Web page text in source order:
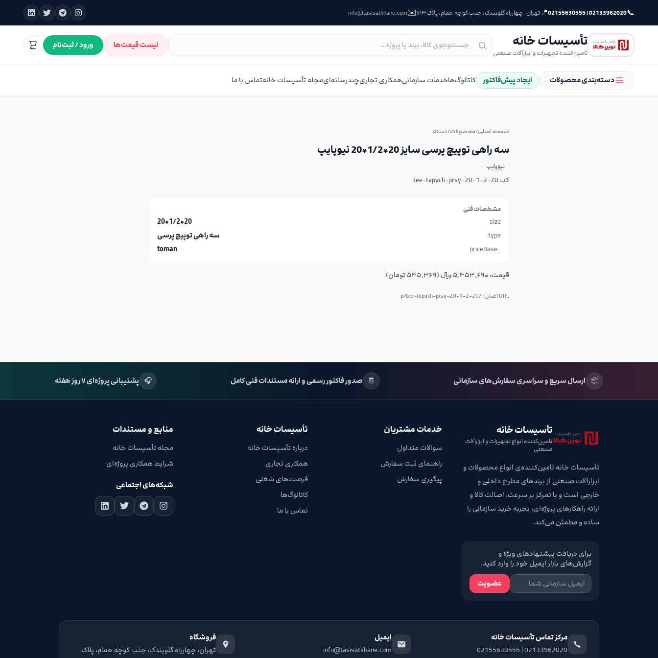
📞
02133962020 | 02155630555
📍تهران، چهارراه گلوبندک، جنب کوچه حمام، پلاک ۶۱۳ ✉️
info@tasisatkhane.com
تأسیسات خانه
تامین‌کننده تجهیزات و ابزارآلات صنعتی
لیست قیمت‌ها ورود / ثبت‌نام
دسته‌بندی محصولات ایجاد پیش‌فاکتور کاتالوگ‌هاخدمات سازمانیهمکاری تجاریچندرسانه‌ایمجله تأسیسات خانهتماس با ما
صفحه اصلی/محصولات/دسته
سه راهی توپیچ پرسی سایز 20*1/2*20 نیوپایپ
نیوپایپ
کد: tee-tvpych-prsy-20-1-2-20
مشخصات فنی
size
20*1/2*20
type
سه راهی توپیچ پرسی
_priceBase
toman
قیمت: ۵٬۴۵۳٬۶۹۰ ریال (۵۴۵٬۳۶۹ تومان)
URL اصلی: /p/ tee-tvpych-prsy-20-1-2-20
📦 ارسال سریع و سراسری سفارش‌های سازمانی 🧾 صدور فاکتور رسمی و ارائه مستندات فنی کامل 🎧 پشتیبانی پروژه‌ای ۷ روز هفته
تأسیسات خانه
تامین‌کننده انواع تجهیزات و ابزارآلات
صنعتی
تأسیسات خانه تامین‌کننده‌ی انواع محصولات و
ابزارآلات صنعتی از برندهای مطرح داخلی و
خارجی است و با تمرکز بر سرعت، اصالت کالا و
ارائه راهکارهای پروژه‌ای، تجربه خرید سازمانی را
ساده و مطمئن می‌کند.
برای دریافت پیشنهادهای ویژه و
گزارش‌های بازار ایمیل خود را وارد کنید.
عضویت
خدمات مشتریان
سوالات متداول
راهنمای ثبت سفارش
پیگیری سفارش
تأسیسات خانه
درباره تأسیسات خانه
همکاری تجاری
فرصت‌های شغلی
کاتالوگ‌ها
تماس با ما
منابع و مستندات
مجله تأسیسات خانه
شرایط همکاری پروژه‌ای
شبکه‌های اجتماعی
مرکز تماس تأسیسات خانه
02133962020 | 02155630555
ایمیل
info@tasisatkhane.com
فروشگاه
تهران، چهارراه گلوبندک، جنب کوچه حمام، پلاک